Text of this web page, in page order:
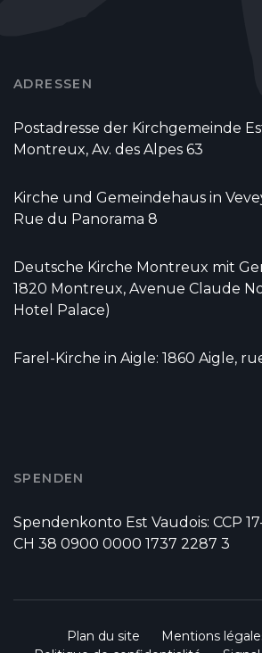
ADRESSEN
Postadresse der Kirchgemeinde
Montreux, Av. des Alpes 63
Kirche und Gemeindehaus in
Rue du Panorama 8
Deutsche Kirche Montreux mit
1820 Montreux, Avenue Claude
Hotel Palace)
Farel-Kirche in Aigle: 1860 Aigle,
SPENDEN
Spendenkonto Est Vaudois: CCP
CH 38 0900 0000 1737 2287 3
Plan du site Mentions